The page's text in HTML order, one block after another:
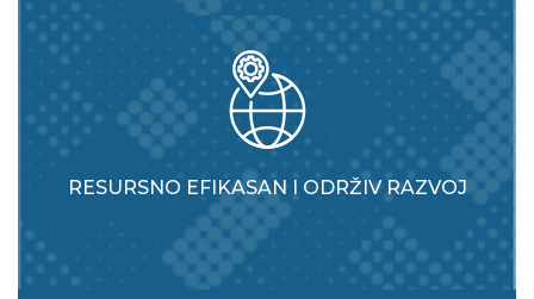
RESURSNO EFIKASAN I ODRŽIV RAZVOJ